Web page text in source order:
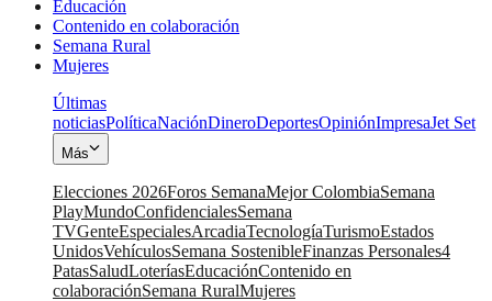
Educación
Contenido en colaboración
Semana Rural
Mujeres
Últimas
noticiasPolíticaNaciónDineroDeportesOpiniónImpresaJet Set
Más
Elecciones 2026Foros SemanaMejor ColombiaSemana
PlayMundoConfidencialesSemana
TVGenteEspecialesArcadiaTecnologíaTurismoEstados
UnidosVehículosSemana SostenibleFinanzas Personales4
PatasSaludLoteríasEducaciónContenido en
colaboraciónSemana RuralMujeres